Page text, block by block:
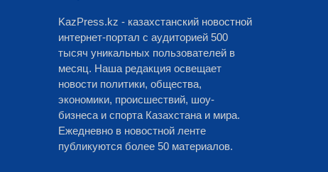
KazPress.kz - казахстанский новостной
интернет-портал с аудиторией 500
тысяч уникальных пользователей в
месяц. Наша редакция освещает
новости политики, общества,
экономики, происшествий, шоу-
бизнеса и спорта Казахстана и мира.
Ежедневно в новостной ленте
публикуются более 50 материалов.